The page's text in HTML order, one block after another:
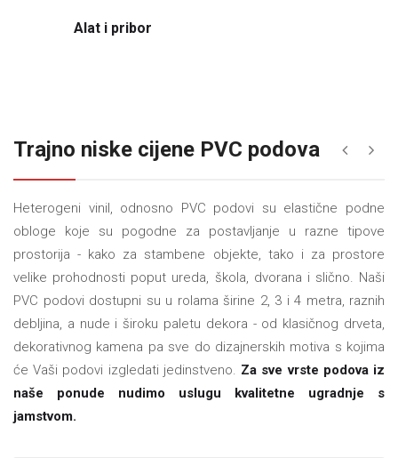
Alat i pribor
Trajno niske cijene PVC podova
Heterogeni vinil, odnosno PVC podovi su elastične podne
obloge koje su pogodne za postavljanje u razne tipove
prostorija - kako za stambene objekte, tako i za prostore
velike prohodnosti poput ureda, škola, dvorana i slično. Naši
PVC podovi dostupni su u rolama širine 2, 3 i 4 metra, raznih
debljina, a nude i široku paletu dekora - od klasičnog drveta,
dekorativnog kamena pa sve do dizajnerskih motiva s kojima
će Vaši podovi izgledati jedinstveno. Za sve vrste podova iz
naše ponude nudimo uslugu kvalitetne ugradnje s
jamstvom.